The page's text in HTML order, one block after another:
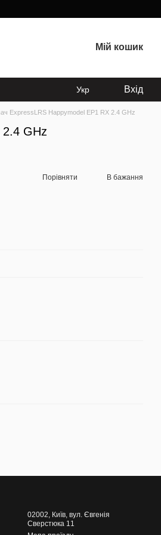
Мій кошик
Укр Вхід
ExpressLRS Happymodel EP1 RX 2.4 GHz
GHz
Порівняти В бажання
02002, Київ, вул. Євгенія
Сверстюка 11